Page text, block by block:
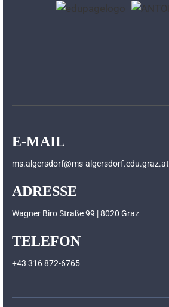
E-MAIL
ms.algersdorf@ms-algersdorf.edu.graz.at
ADRESSE
Wagner Biro Straße 99 | 8020 Graz
TELEFON
+43 316 872-6765